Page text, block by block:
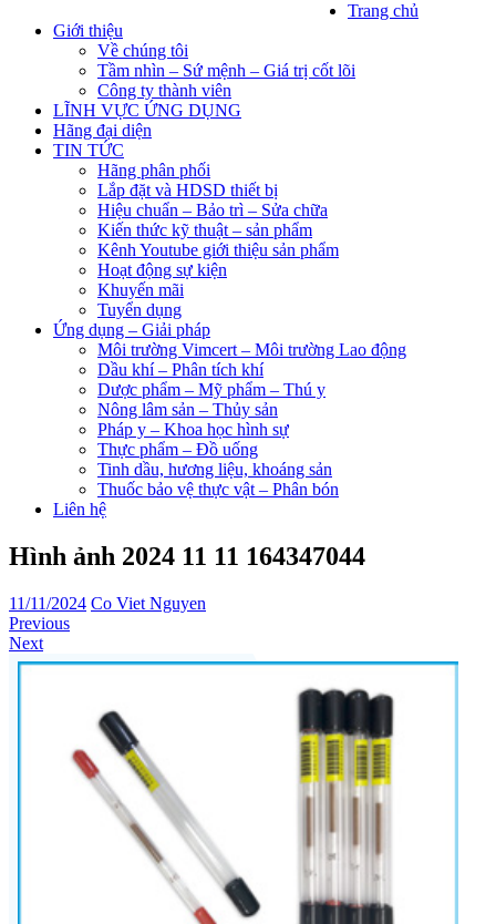
Trang chủ
Giới thiệu
Về chúng tôi
Tầm nhìn – Sứ mệnh – Giá trị cốt lõi
Công ty thành viên
LĨNH VỰC ỨNG DỤNG
Hãng đại diện
TIN TỨC
Hãng phân phối
Lắp đặt và HDSD thiết bị
Hiệu chuẩn – Bảo trì – Sửa chữa
Kiến thức kỹ thuật – sản phẩm
Kênh Youtube giới thiệu sản phẩm
Hoạt động sự kiện
Khuyến mãi
Tuyển dụng
Ứng dụng – Giải pháp
Môi trường Vimcert – Môi trường Lao động
Dầu khí – Phân tích khí
Dược phẩm – Mỹ phẩm – Thú y
Nông lâm sản – Thủy sản
Pháp y – Khoa học hình sự
Thực phẩm – Đồ uống
Tinh dầu, hương liệu, khoáng sản
Thuốc bảo vệ thực vật – Phân bón
Liên hệ
Hình ảnh 2024 11 11 164347044
11/11/2024 Co Viet Nguyen
Previous
Next